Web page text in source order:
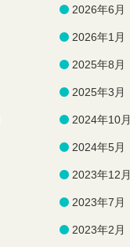
2026年6月
2026年1月
2025年8月
2025年3月
2024年10月
2024年5月
2023年12月
2023年7月
2023年2月